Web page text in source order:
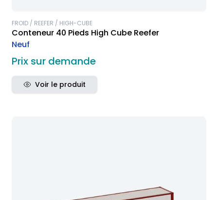
FROID / REEFER / HIGH-CUBE
Conteneur 40 Pieds High Cube Reefer
Neuf
Prix sur demande
Voir le produit